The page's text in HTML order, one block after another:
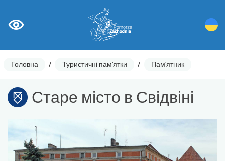
Головна / Туристичні пам'ятки / Пам'ятник
Старе місто в Свідвіні